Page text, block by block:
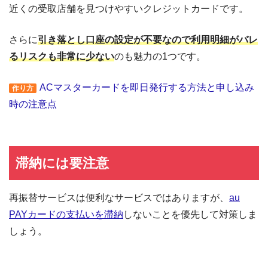
近くの受取店舗を見つけやすいクレジットカードです。
さらに引き落とし口座の設定が不要なので利用明細がバレ
るリスクも非常に少ないのも魅力の1つです。
作り方
ACマスターカードを即日発行する方法と申し込み
時の注意点
滞納には要注意
再振替サービスは便利なサービスではありますが、 au
PAYカードの支払いを滞納 しないことを優先して対策しま
しょう。